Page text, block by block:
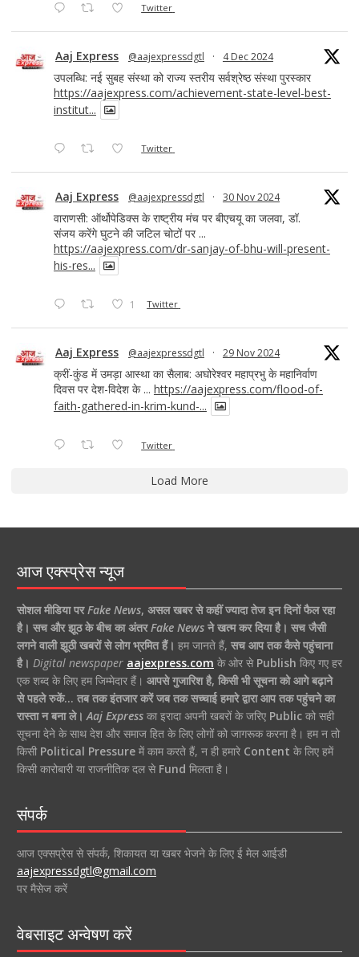
Twitter
Aaj Express @aajexpressdgtl · 4 Dec 2024
उपलब्धि: नई सुबह संस्था को राज्य स्तरीय सर्वश्रेष्ठ संस्था पुरस्कार
https://aajexpress.com/achievement-state-level-best-
institut...
Twitter
Aaj Express @aajexpressdgtl · 30 Nov 2024
वाराणसी: ऑर्थोपेडिक्स के राष्ट्रीय मंच पर बीएचयू का जलवा, डॉ.
संजय करेंगे घुटने की जटिल चोटों पर ...
https://aajexpress.com/dr-sanjay-of-bhu-will-present-
his-res...
1 Twitter
Aaj Express @aajexpressdgtl · 29 Nov 2024
क्रीं-कुंड में उमड़ा आस्था का सैलाब: अघोरेश्वर महाप्रभु के महानिर्वाण
दिवस पर देश-विदेश के ... https://aajexpress.com/flood-of-
faith-gathered-in-krim-kund-...
Twitter
Load More
आज एक्स्प्रेस न्यूज
सोशल मीडिया परFake News, असल खबर से कहीं ज्यादा तेज इन दिनों फैल रहा
है। सच और झूठ के बीच का अंतरFake Newsने खत्म कर दिया है। सच जैसी
लगने वाली झूठी खबरों से लोग भ्रमित हैं। हम जानते हैं, सच आप तक कैसे पहुंचाना
है। Digital newspaper aajexpress.com के ओर से Publish किए गए हर
एक शब्द के लिए हम जिम्मेदार हैं। आपसे गुजारिश है, किसी भी सूचना को आगे बढ़ाने
से पहले रुकें… तब तक इंतजार करें जब तक सच्चाई हमारे द्वारा आप तक पहुंचने का
रास्ता न बना ले। Aaj Expressका इरादा अपनी खबरों के जरिए Publicको सही
सूचना देने के साथ देश और समाज हित के लिए लोगों को जागरूक करना है। हम न तो
किसी Political Pressureमें काम करते हैं, न ही हमारे Content के लिए हमें
किसी कारोबारी या राजनीतिक दल से Fund मिलता है।
संपर्क
आज एक्सप्रेस से संपर्क, शिकायत या खबर भेजने के लिए ई मेल आईडी
aajexpressdgtl@gmail.com
पर मैसेज करें
वेबसाइट अन्वेषण करें